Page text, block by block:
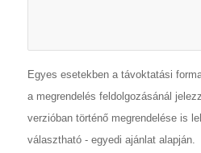
Egyes esetekben a távoktatási
a megrendelés feldolgozásánál
verzióban történő megrendelése is
választható - egyedi ajánlat alapján.